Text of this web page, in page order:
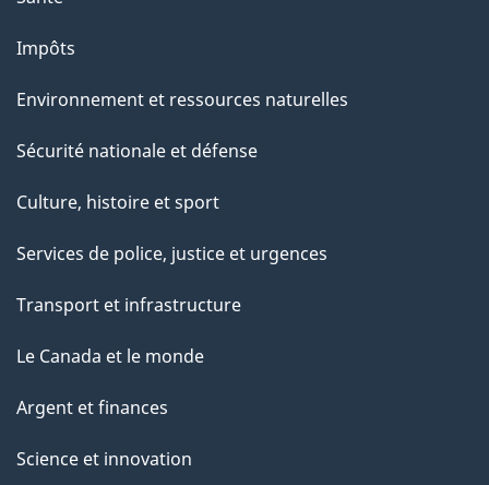
e
Impôts
Environnement et ressources naturelles
Sécurité nationale et défense
Culture, histoire et sport
Services de police, justice et urgences
Transport et infrastructure
Le Canada et le monde
Argent et finances
Science et innovation